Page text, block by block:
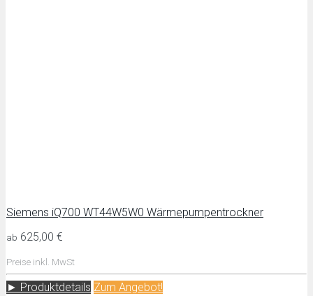
Siemens iQ700 WT44W5W0 Wärmepumpentrockner
ab 625,00 €
Preise inkl. MwSt
► Produktdetails Zum Angebot!